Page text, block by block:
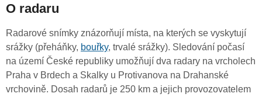
O radaru
Radarové snímky znázorňují místa, na kterých se vyskytují
srážky (přeháňky, bouřky, trvalé srážky). Sledování počasí
na území České republiky umožňují dva radary na vrcholech
Praha v Brdech a Skalky u Protivanova na Drahanské
vrchovině. Dosah radarů je 250 km a jejich provozovatelem